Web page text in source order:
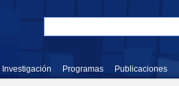
Investigación Programas Publicaciones